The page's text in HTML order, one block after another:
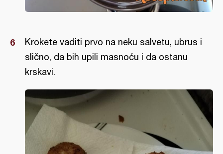
Krokete vaditi prvo na neku salvetu, ubrus i
slično, da bih upili masnoću i da ostanu
krskavi.